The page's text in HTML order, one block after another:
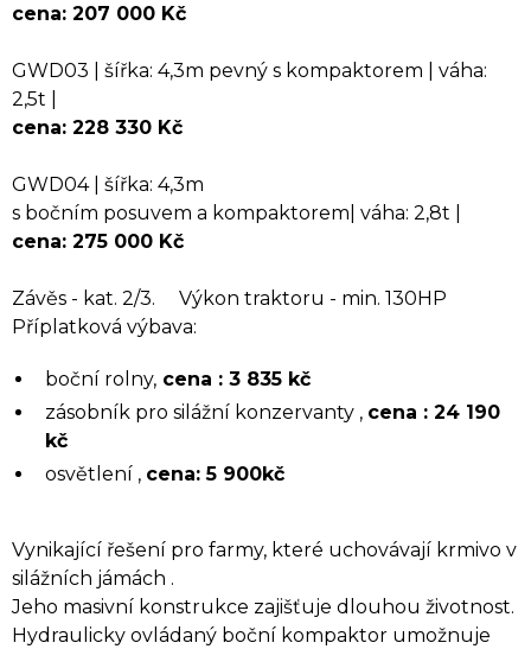
cena: 207 000 Kč
GWD03 | šířka: 4,3m pevný s kompaktorem | váha:
2,5t |
cena: 228 330 Kč
GWD04 | šířka: 4,3m
s bočním posuvem a kompaktorem| váha: 2,8t |
cena: 275 000 Kč
Závěs - kat. 2/3. Výkon traktoru - min. 130HP
Příplatková výbava:
boční rolny, cena : 3 835 kč
zásobník pro silážní konzervanty , cena : 24 190
kč
osvětlení , cena: 5 900kč
Vynikající řešení pro farmy, které uchovávají krmivo v
silážních jámách .
Jeho masivní konstrukce zajišťuje dlouhou životnost.
Hydraulicky ovládaný boční kompaktor umožnuje